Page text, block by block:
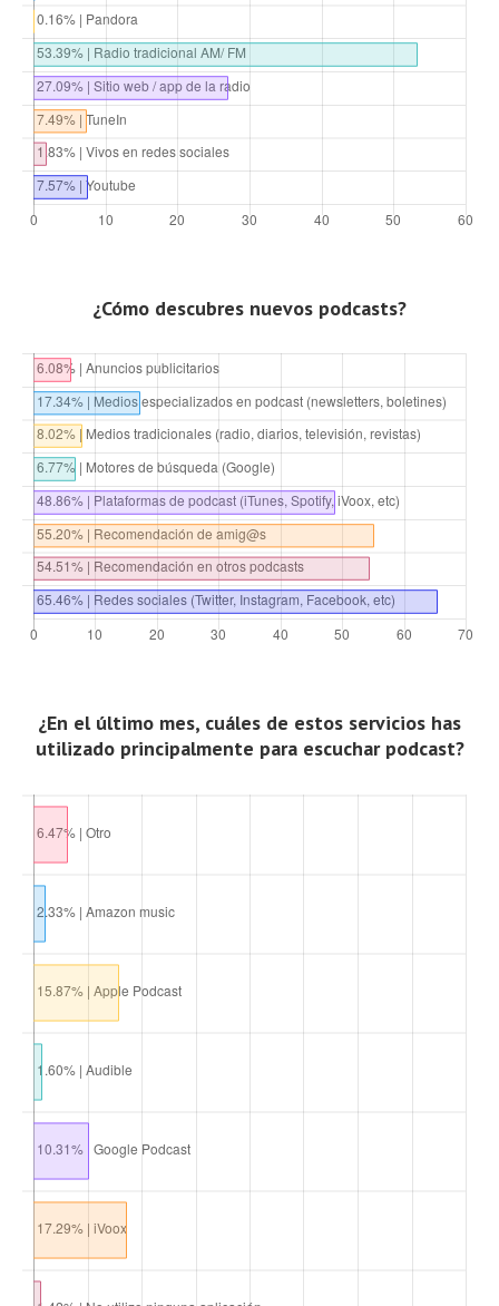
¿Cómo descubres nuevos podcasts?
¿En el último mes, cuáles de estos servicios has
utilizado principalmente para escuchar podcast?